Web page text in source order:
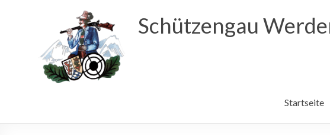
Schützengau
Startseite